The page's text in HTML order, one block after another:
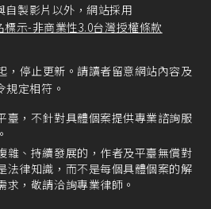
自製影片以外，網站採用
標示-非商業性3.0台灣授權條款
，停止更新。請讀者留意網站內容及
規定相符。
臺，不針對具體個案提供專業諮詢服
雜、持續發展的，作者及平臺無償對
法律知識，而不是每個具體個案的解
求，敬請洽詢專業律師。